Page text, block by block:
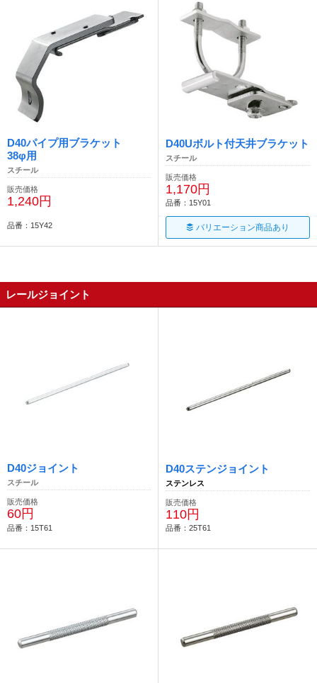
D40パイプ用ブラケット
38φ用
スチール
販売価格
1,240円
品番：15Y42
D40Uボルト付天井ブラケット
スチール
販売価格
1,170円
品番：15Y01
バリエーション商品あり
レールジョイント
D40ジョイント
スチール
販売価格
60円
品番：15T61
D40ステンジョイント
ステンレス
販売価格
110円
品番：25T61